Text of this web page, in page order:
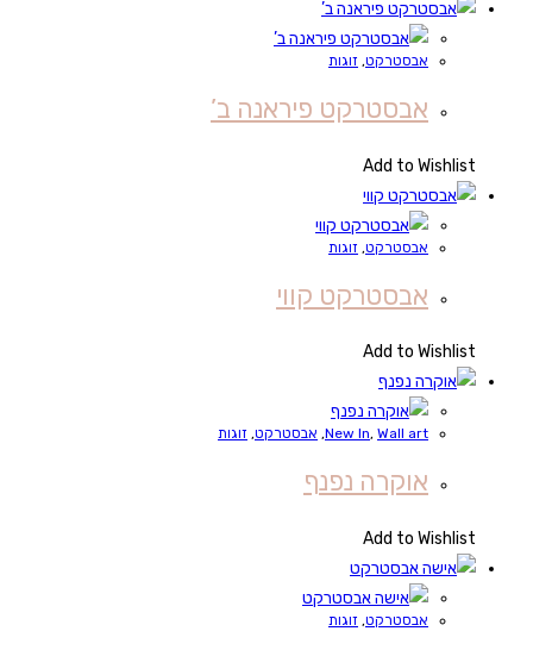
אבסטרקט, זוגות
אבסטרקט פיראנה ב’
Add to Wishlist
אבסטרקט, זוגות
אבסטרקט קווי
Add to Wishlist
New In, Wall art
, אבסטרקט, זוגות
אוקרה נפנף
Add to Wishlist
אבסטרקט, זוגות